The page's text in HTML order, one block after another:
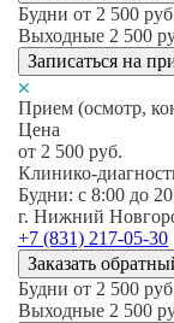
Будни от 2 500
Выходные 2 500
Записаться на
Прием (осмотр,
Цена
от 2 500 руб.
Клинико-
Будни: c 8:00 до
г. Нижний
+7 (831) 217-05-30
Заказать
Будни от 2 500
Выходные 2 500